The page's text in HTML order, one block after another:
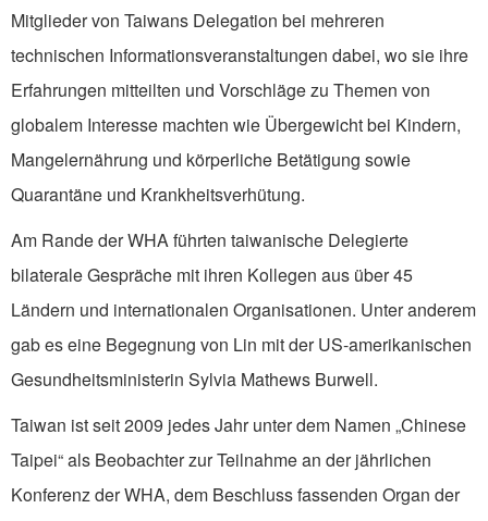
Mitglieder von Taiwans Delegation bei mehreren
technischen Informationsveranstaltungen dabei, wo sie ihre
Erfahrungen mitteilten und Vorschläge zu Themen von
globalem Interesse machten wie Übergewicht bei Kindern,
Mangelernährung und körperliche Betätigung sowie
Quarantäne und Krankheitsverhütung.
Am Rande der WHA führten taiwanische Delegierte
bilaterale Gespräche mit ihren Kollegen aus über 45
Ländern und internationalen Organisationen. Unter anderem
gab es eine Begegnung von Lin mit der US-amerikanischen
Gesundheitsministerin Sylvia Mathews Burwell.
Taiwan ist seit 2009 jedes Jahr unter dem Namen „Chinese
Taipei“ als Beobachter zur Teilnahme an der jährlichen
Konferenz der WHA, dem Beschluss fassenden Organ der